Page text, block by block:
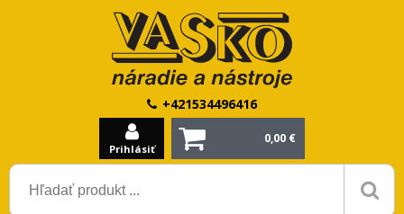
+421534496416
Prihlásiť
0,00 €